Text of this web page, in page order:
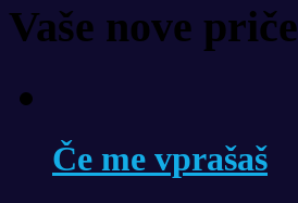
Vaše nove priče
Če me vprašaš